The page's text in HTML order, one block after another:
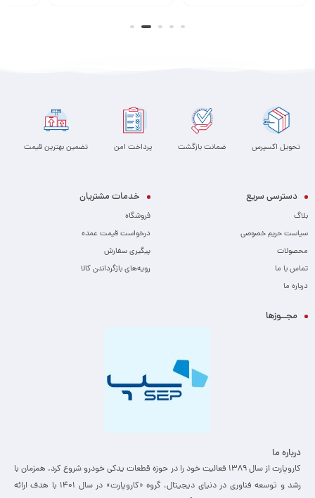
تحویل اکسپرس ضمانت بازگشت پرداخت امن تضمین بهترین قیمت
دسترسی سریع
بلاگ
سیاست حریم خصوصی
محصولات
تماس با ما
درباره ما
خدمات مشتریان
فروشگاه
درخواست قیمت عمده
پیگیری سفارش
رویه‌های بازگرداندن کالا
مجــوزها
درباره ما
کاروپارت از سال ۱۳۸۹ فعالیت خود را در حوزه قطعات یدکی خودرو شروع کرد. همزمان با
رشد و توسعه فناوری در دنیای دیجیتال، گروه «کاروپارت» در سال ۱۴۰۱ با هدف ارائه